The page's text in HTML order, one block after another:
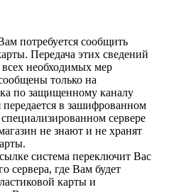
потребуется сообщить
Передача этих сведений
необходимых мер
только на
по защищенному каналу
в зашифрованном
сервере
не знают и не хранят
система переключит Вас
сервера, где Вам будет
карты и